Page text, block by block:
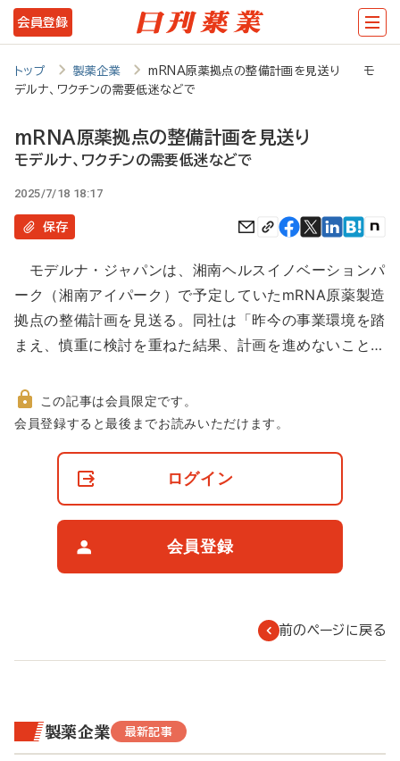
メ
イ
テ
ツ
に
動
会員登録
トップ 製薬企業
mRNA原薬拠点の整備計画を見送り モ
デルナ、ワクチンの需要低迷などで
mRNA原薬拠点の整備計画を見送り
モデルナ、ワクチンの需要低迷などで
2025/7/18 18:17
保存
モデルナ・ジャパンは、湘南ヘルスイノベーションパ
ーク（湘南アイパーク）で予定していたmRNA原薬製造
拠点の整備計画を見送る。同社は「昨今の事業環境を踏
まえ、慎重に検討を重ねた結果、計画を進めないこと…
非
この記事は会員限定です。
会員登録すると最後までお読みいただけます。
ログイン
会員登録
前のページに戻る
製薬企業 最新記事